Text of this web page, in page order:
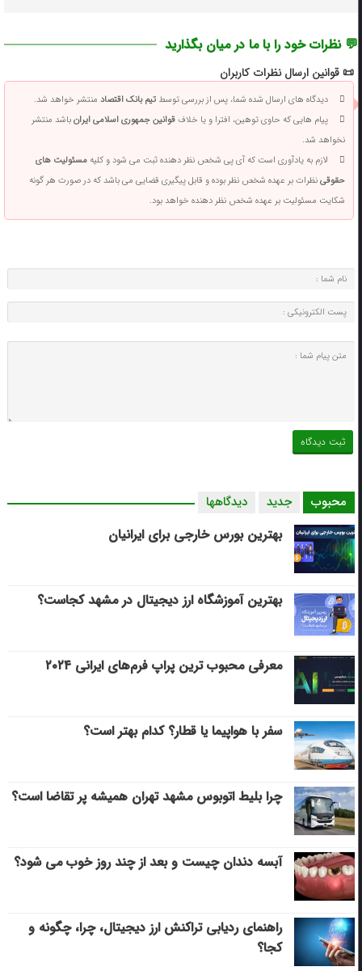
💬 نظرات خود را با ما در میان بگذارید
📜 قوانین ارسال نظرات کاربران
دیدگاه های ارسال شده شما، پس از بررسی توسطتیم بانک اقتصادمنتشر خواهد شد.
پیام هایی که حاوی توهین، افترا و یا خلافقوانین جمهوری اسلامی ایرانباشد منتشر
نخواهد شد.
لازم به یادآوری است که آی پی شخص نظر دهنده ثبت می شود و کلیهمسئولیت های
حقوقینظرات بر عهده شخص نظر بوده و قابل پیگیری قضایی می باشد که در صورت هر گونه
شکایت مسئولیت بر عهده شخص نظر دهنده خواهد بود.
محبوب جدید دیدگاهها
بهترین بورس خارجی برای ایرانیان
بهترین آموزشگاه ارز دیجیتال در مشهد کجاست؟
معرفی محبوب ترین پراپ فرم‌های ایرانی ۲۰۲۴
سفر با هواپیما یا قطار؟ کدام بهتر است؟
چرا بلیط اتوبوس مشهد تهران همیشه پر تقاضا است؟
آبسه دندان چیست و بعد از چند روز خوب می‌ شود؟
راهنمای ردیابی تراکنش ارز دیجیتال، چرا، چگونه و
کجا؟